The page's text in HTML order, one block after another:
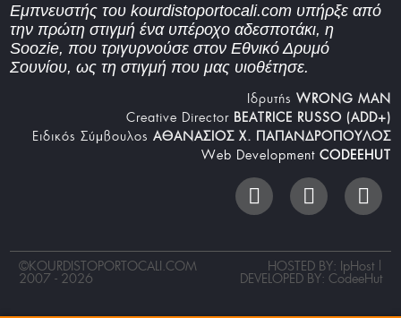
Εμπνευστής του kourdistoportocali.com υπήρξε από
την πρώτη στιγμή ένα υπέροχο αδεσποτάκι, η
Soozie, που τριγυρνούσε στον Εθνικό Δρυμό
Σουνίου, ως τη στιγμή που μας υιοθέτησε.
Iδρυτής WRONG MAN
Creative Director BEATRICE RUSSO (ADD+)
Ειδικός Σύμβουλος ΑΘΑΝΑΣΙΟΣ Χ. ΠΑΠΑΝΔΡΟΠΟΥΛΟΣ
Web Development CODEEHUT
©KOURDISTOPORTOCALI.COM
2007 - 2026
HOSTED BY: IpHost |
DEVELOPED BY: CodeeHut